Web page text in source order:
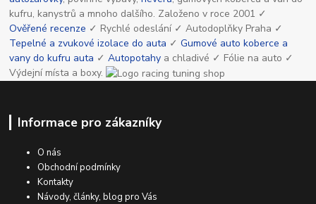
kufru, kanystrů a mnoho dalšího. Založeno v roce 2001 ✓
Ověřené recenze ✓ Rychlé odeslání ✓ Autodoplňky Praha ✓
Tepelné a zvukové izolace do auta ✓Gumové auto koberce a
vany do kufru auta ✓Autopotahy a chladivé ✓ Fólie na auto ✓
Výdejní místa a boxy.
Informace pro zákazníky
O nás
Obchodní podmínky
Kontakty
Návody, články, blog pro Vás